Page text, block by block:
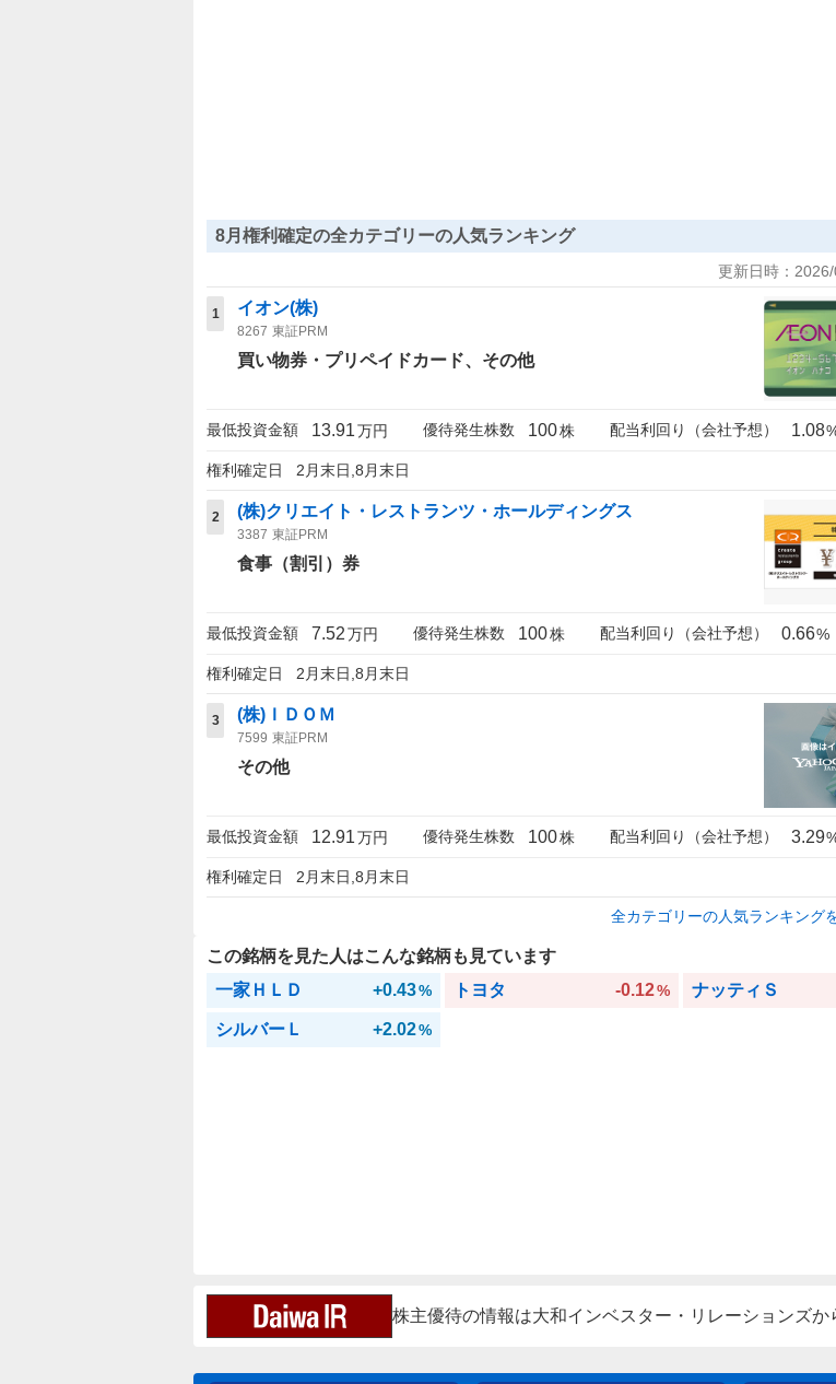
8月権利確定の全カテゴリーの人気ランキング
更新日時：
1 イオン(株)
8267 東証PRM
買い物券・プリペイドカード その他
最低投資金額 13.91万円 優待発生株数 100株 配当利回り（会社予想） 1.08
権利確定日 2月末日,8月末日
2 (株)クリエイト・レストランツ・ホールディングス
3387 東証PRM
食事（割引）券
最低投資金額 7.52万円 優待発生株数 100株 配当利回り（会社予想） 0.66%
権利確定日 2月末日,8月末日
3 (株)ＩＤＯＭ
7599 東証PRM
その他
最低投資金額 12.91万円 優待発生株数 100株 配当利回り（会社予想） 3.29
権利確定日 2月末日,8月末日
全カテゴリーの人気ランキング
この銘柄を見た人はこんな銘柄も見ています
一家ＨＬＤ
+0.43% トヨタ -0.12% ナッティＳ
シルバーＬ +2.02%
株主優待の情報は大和インベスター・リレーションズか